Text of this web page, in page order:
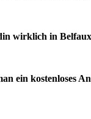
wirklich in
ein kostenloses